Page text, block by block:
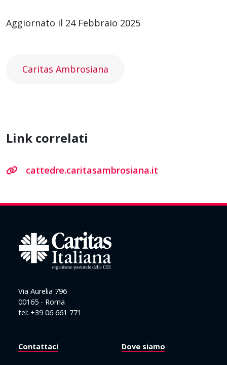
Aggiornato il 24 Febbraio 2025
Caritas Ambrosiana
Link correlati
cattedre.caritasambrosiana.it
Via Aurelia 796
00165 - Roma
tel: +39 06 661 771
Contattaci Dove siamo